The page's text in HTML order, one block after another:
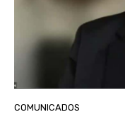
COMUNICADOS